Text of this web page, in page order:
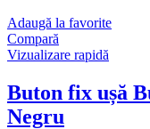
Adaugă la favorite
Compară
Vizualizare rapidă
Buton fix ușă
Negru